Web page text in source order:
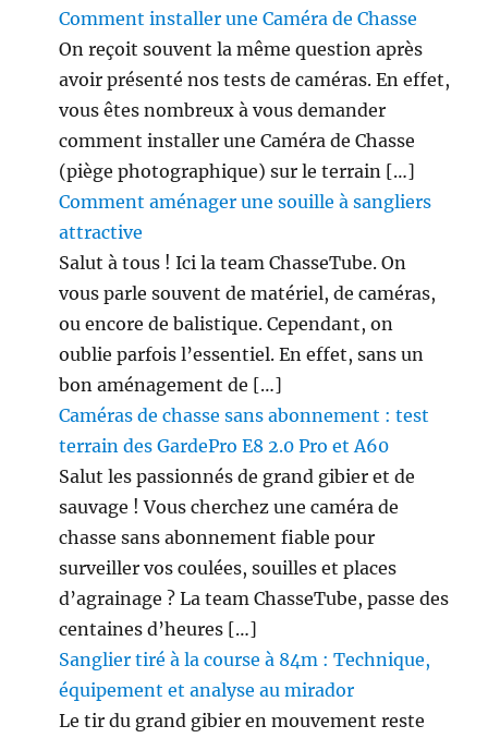
Comment installer une Caméra de Chasse
On reçoit souvent la même question après
avoir présenté nos tests de caméras. En effet,
vous êtes nombreux à vous demander
comment installer une Caméra de Chasse
(piège photographique) sur le terrain […]
Comment aménager une souille à sangliers
attractive
Salut à tous ! Ici la team ChasseTube. On
vous parle souvent de matériel, de caméras,
ou encore de balistique. Cependant, on
oublie parfois l’essentiel. En effet, sans un
bon aménagement de […]
Caméras de chasse sans abonnement : test
terrain des GardePro E8 2.0 Pro et A60
Salut les passionnés de grand gibier et de
sauvage ! Vous cherchez une caméra de
chasse sans abonnement fiable pour
surveiller vos coulées, souilles et places
d’agrainage ? La team ChasseTube, passe des
centaines d’heures […]
Sanglier tiré à la course à 84m : Technique,
équipement et analyse au mirador
Le tir du grand gibier en mouvement reste